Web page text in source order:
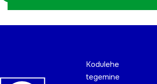
Kodulehe
tegemine